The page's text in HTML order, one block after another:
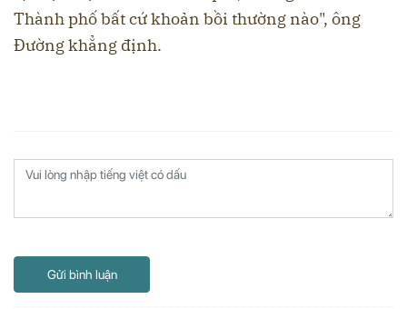
Thành phố bất cứ khoản bồi thường nào", ông
Đường khẳng định.
Gửi bình luận